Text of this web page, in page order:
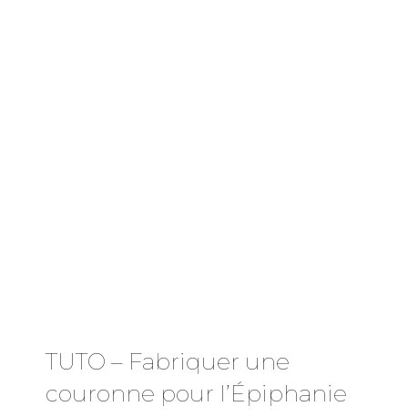
TUTO – Fabriquer une
couronne pour l’Épiphanie